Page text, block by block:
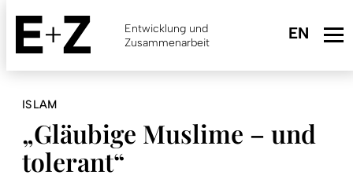
Skip
main
content
Entwicklung und
Zusammenarbeit
ISLAM
„Gläubige Muslime – und
tolerant“